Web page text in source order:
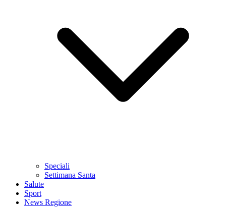
Speciali
Settimana Santa
Salute
Sport
News Regione